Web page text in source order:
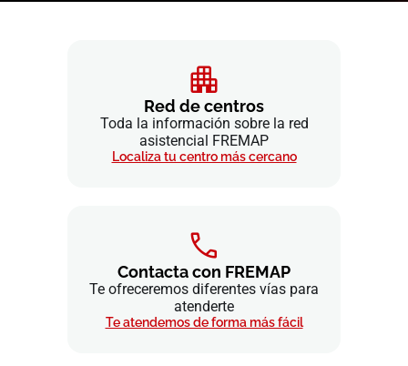
Red de centros
Toda la información sobre la red
asistencial FREMAP
Localiza tu centro más cercano
Contacta con FREMAP
Te ofreceremos diferentes vías para
atenderte
Te atendemos de forma más fácil